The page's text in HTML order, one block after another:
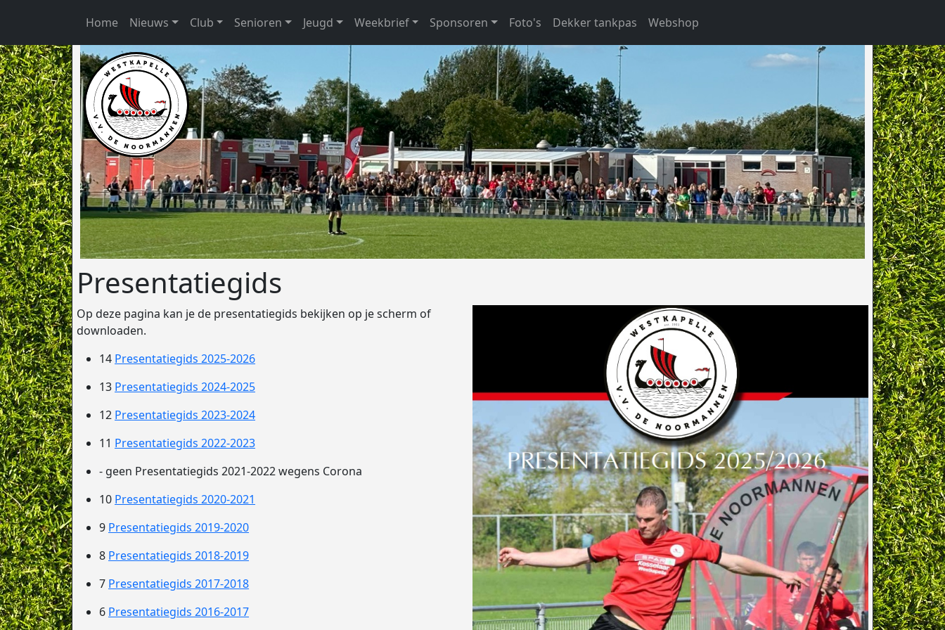
Home Nieuws Club Senioren Jeugd Weekbrief Sponsoren Foto's Dekker tankpas Webshop
Presentatiegids
Op deze pagina kan je de presentatiegids bekijken op je scherm of
downloaden.
14 Presentatiegids 2025-2026
13 Presentatiegids 2024-2025
12 Presentatiegids 2023-2024
11 Presentatiegids 2022-2023
- geen Presentatiegids 2021-2022 wegens Corona
10 Presentatiegids 2020-2021
9 Presentatiegids 2019-2020
8 Presentatiegids 2018-2019
7 Presentatiegids 2017-2018
6 Presentatiegids 2016-2017